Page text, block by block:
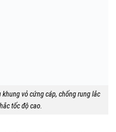
vỏ cứng cáp, chống rung lắc
tốc độ cao.